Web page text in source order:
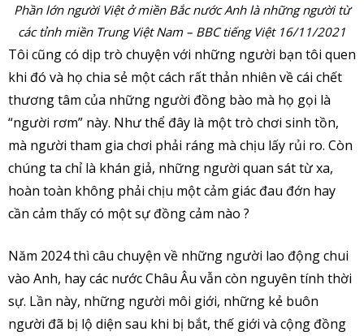
Phần lớn người Việt ở miền Bắc nước Anh là những người từ
các tỉnh miền Trung Việt Nam – BBC tiếng Việt 16/11/2021
Tôi cũng có dịp trò chuyện với những người bạn tôi quen
khi đó và họ chia sẻ một cách rất thản nhiên về cái chết
thương tâm của những người đồng bào mà họ gọi là
“người rơm” này. Như thể đây là một trò chơi sinh tồn,
mà người tham gia chơi phải ráng mà chịu lấy rủi ro. Còn
chúng ta chỉ là khán giả, những người quan sát từ xa,
hoàn toàn không phải chịu một cảm giác đau đớn hay
cần cảm thấy có một sự đồng cảm nào ?
Năm 2024 thì câu chuyện về những người lao động chui
vào Anh, hay các nước Châu Âu vẫn còn nguyên tính thời
sự. Lần này, những người môi giới, những kẻ buôn
người đã bị lộ diện sau khi bị bắt, thế giới và cộng đồng